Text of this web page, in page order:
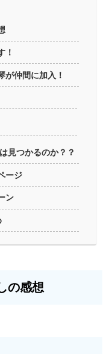
！
が仲間に加入！
見つかるのか？？
ージ
ン
の感想